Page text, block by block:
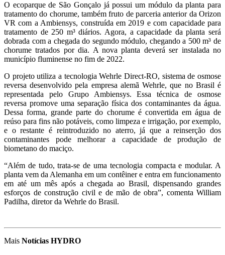
O ecoparque de São Gonçalo já possui um módulo da planta para
tratamento do chorume, também fruto de parceria anterior da Orizon
VR com a Ambiensys, construída em 2019 e com capacidade para
tratamento de 250 m³ diários. Agora, a capacidade da planta será
dobrada com a chegada do segundo módulo, chegando a 500 m³ de
chorume tratados por dia. A nova planta deverá ser instalada no
município fluminense no fim de 2022.
O projeto utiliza a tecnologia Wehrle Direct-RO, sistema de osmose
reversa desenvolvido pela empresa alemã Wehrle, que no Brasil é
representada pelo Grupo Ambiensys. Essa técnica de osmose
reversa promove uma separação física dos contaminantes da água.
Dessa forma, grande parte do chorume é convertida em água de
reúso para fins não potáveis, como limpeza e irrigação, por exemplo,
e o restante é reintroduzido no aterro, já que a reinserção dos
contaminantes pode melhorar a capacidade de produção de
biometano do maciço.
“Além de tudo, trata-se de uma tecnologia compacta e modular. A
planta vem da Alemanha em um contêiner e entra em funcionamento
em até um mês após a chegada ao Brasil, dispensando grandes
esforços de construção civil e de mão de obra”, comenta William
Padilha, diretor da Wehrle do Brasil.
Mais Notícias HYDRO